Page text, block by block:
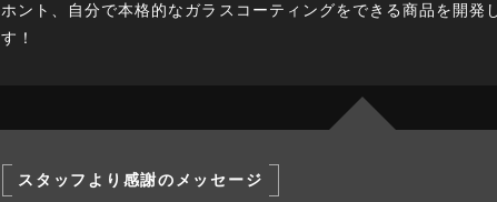
ホント、自分で本格的なガラスコーティングをできる商品を開発
す！
スタッフより感謝のメッセージ